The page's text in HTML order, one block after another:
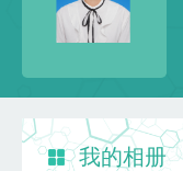
我的相册